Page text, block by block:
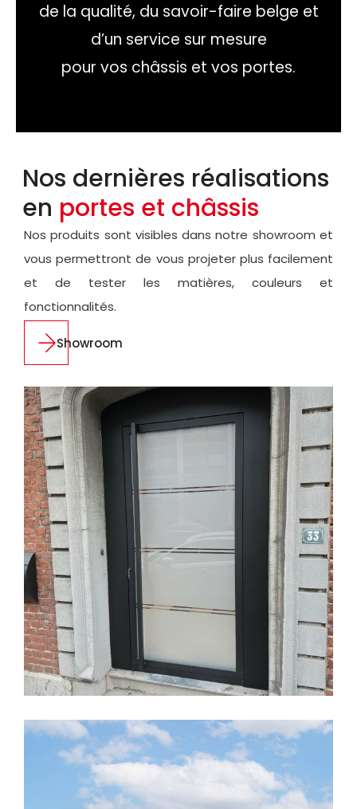
de la qualité, du savoir-faire belge et
d’un service sur mesure
pour vos châssis et vos portes.
Nos dernières réalisations
en portes et châssis
Nos produits sont visibles dans notre showroom et
vous permettront de vous projeter plus facilement
et de tester les matières, couleurs et
fonctionnalités.
Showroom